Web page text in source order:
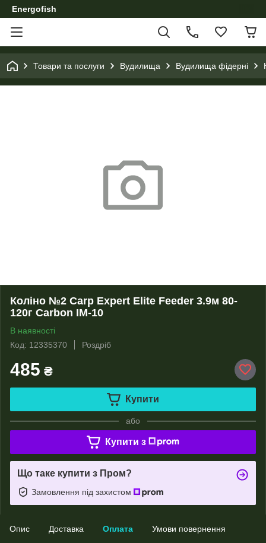
Energofish
Товари та послуги Вудилища Вудилища фідерні
Коліно №2 Carp Expert Elite Feeder 3.9м 80-
120г Carbon IM-10
В наявності
Код: 12335370
Роздріб
485 ₴
Купити
або
Купити з
Що таке купити з Пром?
Замовлення під захистом
Опис Доставка Оплата Умови повернення